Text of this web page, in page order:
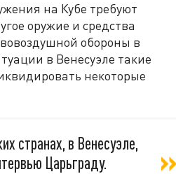
на Кубе требуют
оружие и средства
обороны в
в Венесуэле такие
некоторые
странах, в Венесуэле,
Царьграду.